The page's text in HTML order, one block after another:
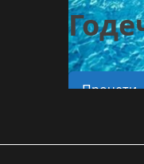
Прочети